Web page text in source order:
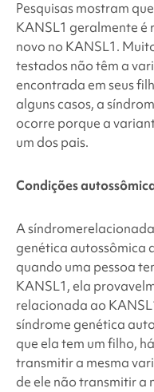
Pesquisas mostram
KANSL1 geralmente é
novo no KANSL1.
testados não têm a
encontrada em seus
alguns casos, a
ocorre porque a
um dos pais.
Condições
A síndrome
genética autossômica
quando uma pessoa
KANSL1, ela
relacionada ao
síndrome genética
que ela tem um filho, há
transmitir a mesma
de ele não transmitir a